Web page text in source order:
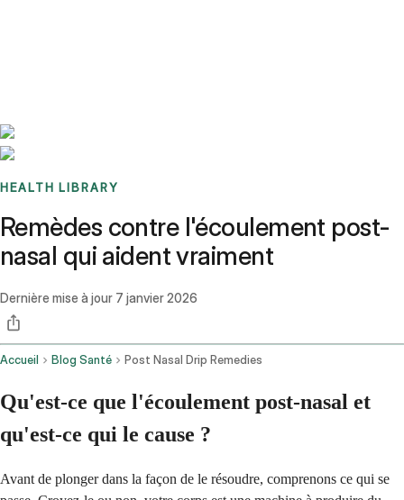
HEALTH LIBRARY
Remèdes contre l'écoulement post-
nasal qui aident vraiment
Dernière mise à jour 7 janvier 2026
Accueil Blog Santé Post Nasal Drip Remedies
Qu'est-ce que l'écoulement post-nasal et
qu'est-ce qui le cause ?
Avant de plonger dans la façon de le résoudre, comprenons ce qui se